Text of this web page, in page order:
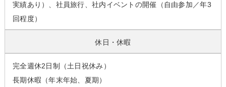
実績あり）、社員旅行、社内イベントの開催（自由参加／年3
回程度）
休日・休暇
完全週休2日制（土日祝休み）
長期休暇（年末年始、夏期）